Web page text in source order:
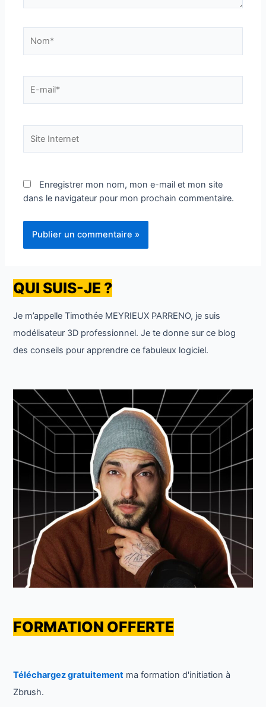
mail*
Internet
Enregistrer mon nom, mon e-mail et mon site
dans le navigateur pour mon prochain commentaire.
QUI SUIS-JE ?
Je m’appelle Timothée MEYRIEUX PARRENO, je suis
modélisateur 3D professionnel. Je te donne sur ce blog
des conseils pour apprendre ce fabuleux logiciel.
FORMATION OFFERTE
Téléchargez gratuitement ma formation d'initiation à
Zbrush.